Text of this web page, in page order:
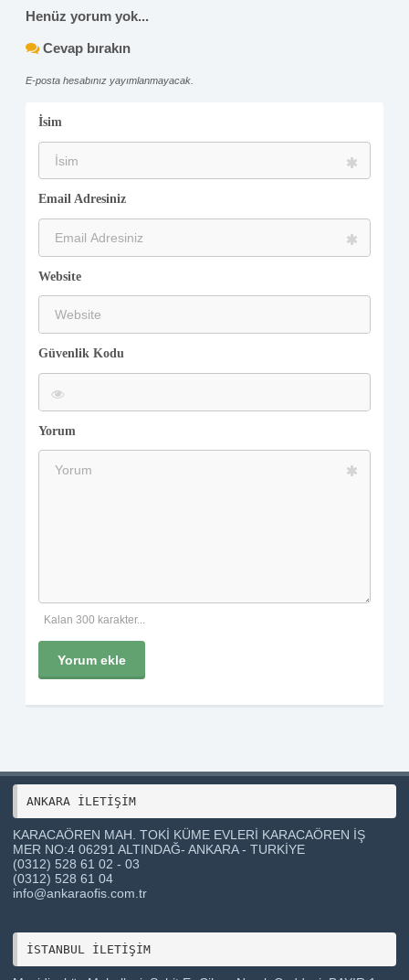
Henüz yorum yok...
Cevap bırakın
E-posta hesabınız yayımlanmayacak.
İsim
Email Adresiniz
Website
Güvenlik Kodu
Yorum
Kalan 300 karakter...
Yorum ekle
ANKARA İLETİŞİM
KARACAÖREN MAH. TOKİ KÜME EVLERİ KARACAÖREN İŞ
MER NO:4 06291 ALTINDAĞ- ANKARA - TURKİYE
(0312) 528 61 02 - 03
(0312) 528 61 04
info@ankaraofis.com.tr